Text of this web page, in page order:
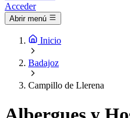
Acceder
Abrir menú
Inicio
Badajoz
Campillo de Llerena